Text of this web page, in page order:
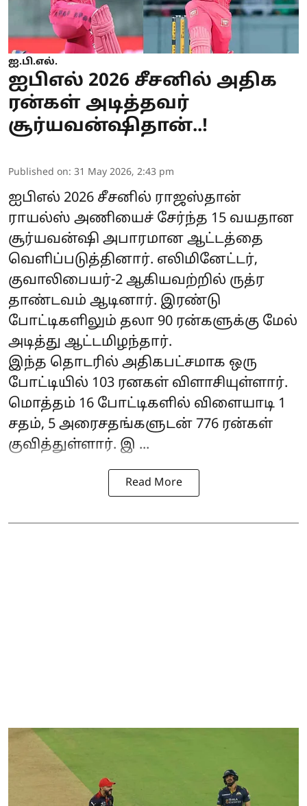
ஐ.பி.எல்.
ஐபிஎல் 2026 சீசனில் அதிக
ரன்கள் அடித்தவர்
சூர்யவன்ஷிதான்..!
Published on: 31 May 2026, 2:43 pm
ஐபிஎல் 2026 சீசனில் ராஜஸ்தான்
ராயல்ஸ் அணியைச் சேர்ந்த 15 வயதான
சூர்யவன்ஷி அபாரமான ஆட்டத்தை
வெளிப்படுத்தினார். எலிமினேட்டர்,
குவாலிபையர்-2 ஆகியவற்றில் ருத்ர
தாண்டவம் ஆடினார். இரண்டு
போட்டிகளிலும் தலா 90 ரன்களுக்கு மேல்
அடித்து ஆட்டமிழந்தார்.
இந்த தொடரில் அதிகபட்சமாக ஒரு
போட்டியில் 103 ரனகள் விளாசியுள்ளார்.
மொத்தம் 16 போட்டிகளில் விளையாடி 1
சதம், 5 அரைசதங்களுடன் 776 ரன்கள்
குவித்துள்ளார். இ ...
Read More